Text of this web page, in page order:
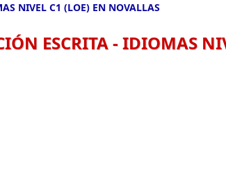
NIVEL C1 (LOE) EN NOVALLAS
ESCRITA - IDIOMAS